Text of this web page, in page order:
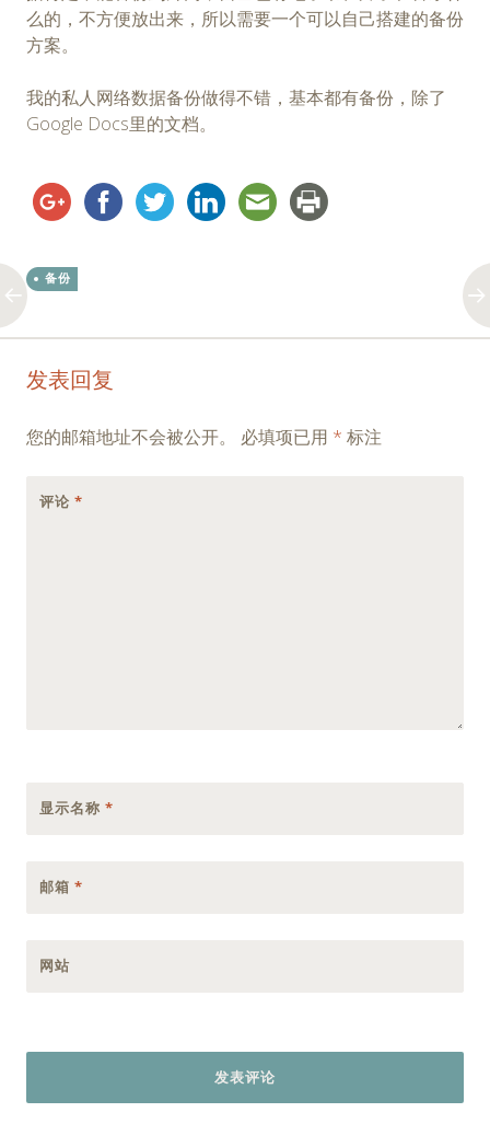
么的，不方便放出来，所以需要一个可以自己搭建的备份
方案。
我的私人网络数据备份做得不错，基本都有备份，除了
Google Docs里的文档。
备份
Post
navigation
发表回复
您的邮箱地址不会被公开。 必填项已用 * 标注
评论 *
显示名称 *
邮箱 *
网站